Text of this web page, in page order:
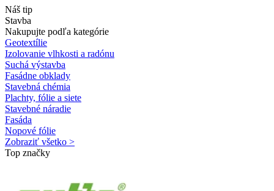
Náš tip
Stavba
Nakupujte podľa kategórie
Geotextílie
Izolovanie vlhkosti a radónu
Suchá výstavba
Fasádne obklady
Stavebná chémia
Plachty, fólie a siete
Stavebné náradie
Fasáda
Nopové fólie
Zobraziť všetko >
Top značky